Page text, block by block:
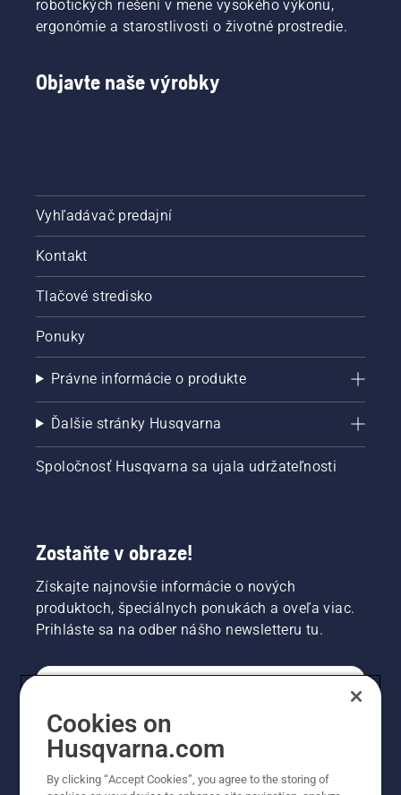
robotických riešení v mene vysokého výkonu,
ergonómie a starostlivosti o životné prostredie.
Objavte naše výrobky
Vyhľadávač predajní
Kontakt
Tlačové stredisko
Ponuky
Právne informácie o produkte
Ďalšie stránky Husqvarna
Spoločnosť Husqvarna sa ujala udržateľnosti
Zostaňte v obraze!
Získajte najnovšie informácie o nových
produktoch, špeciálnych ponukách a oveľa viac.
Prihláste sa na odber nášho newsletteru tu.
PROFESIONÁLNE
Cookies on
Husqvarna.com
By clicking “Accept Cookies”, you agree to the storing of